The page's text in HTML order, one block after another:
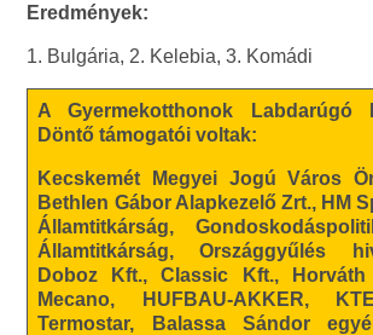
Eredmények:
1. Bulgária, 2. Kelebia, 3. Komádi
A Gyermekotthonok Labdarúgó
Döntő támogatói voltak:
Kecskemét Megyei Jogú Város
Bethlen Gábor Alapkezelő Zrt., HM
Államtitkárság,
Államtitkárság, Országgyűlés
Doboz Kft., Classic Kft.,
Mecano, HUFBAU-AKKER,
Termostar, Balassa Sándor